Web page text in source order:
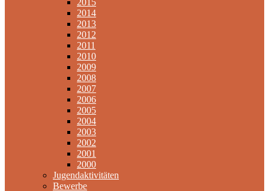
2015
2014
2013
2012
2011
2010
2009
2008
2007
2006
2005
2004
2003
2002
2001
2000
Jugendaktivitäten
Bewerbe